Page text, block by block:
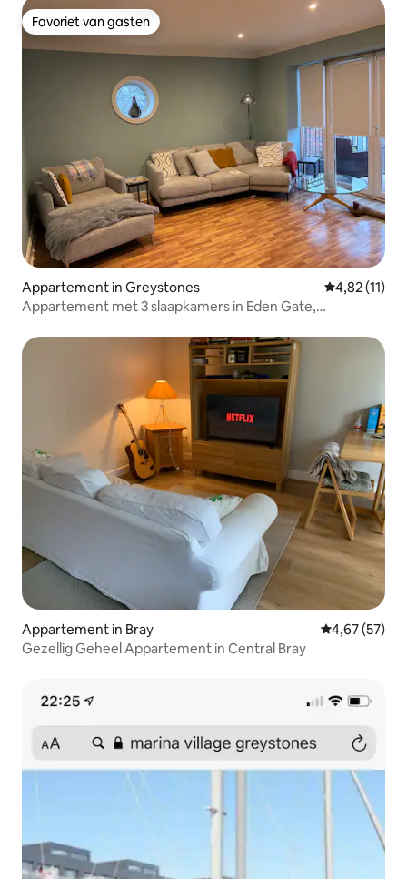
Favoriet van gasten
Favoriet van gasten
Appartement in Greystones Gemiddelde
4,82 (11)
Appartement met 3 slaapkamers in Eden Gate,
Appartement in Bray Gemiddelde
4,67 (57)
Gezellig Geheel Appartement in Central Bray